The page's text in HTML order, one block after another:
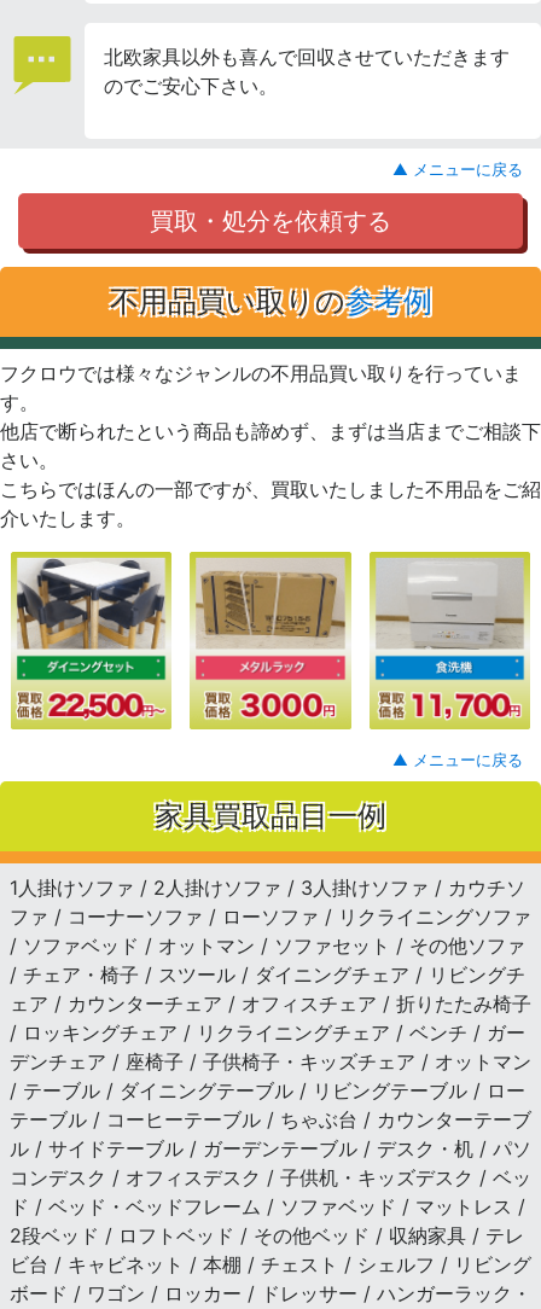
北欧家具以外も喜んで回収させていただきます
のでご安心下さい。
▲ メニューに戻る
買取・処分を依頼する
不用品買い取りの参考例
フクロウでは様々なジャンルの不用品買い取りを行っていま
す。
他店で断られたという商品も諦めず、まずは当店までご相談下
さい。
こちらではほんの一部ですが、買取いたしました不用品をご紹
介いたします。
▲ メニューに戻る
家具買取品目一例
1人掛けソファ / 2人掛けソファ / 3人掛けソファ / カウチソ
ファ / コーナーソファ / ローソファ / リクライニングソファ
/ ソファベッド / オットマン / ソファセット / その他ソファ
/ チェア・椅子 / スツール / ダイニングチェア / リビングチ
ェア / カウンターチェア / オフィスチェア / 折りたたみ椅子
/ ロッキングチェア / リクライニングチェア / ベンチ / ガー
デンチェア / 座椅子 / 子供椅子・キッズチェア / オットマン
/ テーブル / ダイニングテーブル / リビングテーブル / ロー
テーブル / コーヒーテーブル / ちゃぶ台 / カウンターテーブ
ル / サイドテーブル / ガーデンテーブル / デスク・机 / パソ
コンデスク / オフィスデスク / 子供机・キッズデスク / ベッ
ド / ベッド・ベッドフレーム / ソファベッド / マットレス /
2段ベッド / ロフトベッド / その他ベッド / 収納家具 / テレ
ビ台 / キャビネット / 本棚 / チェスト / シェルフ / リビング
ボード / ワゴン / ロッカー / ドレッサー / ハンガーラック・